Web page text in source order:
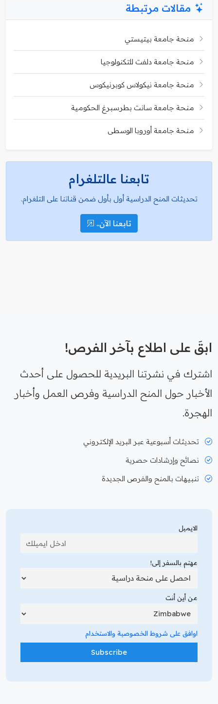
مقالات مرتبطة
منحة جامعة بيتيستي
منحة جامعة دلفت للتكنولوجيا
منحة جامعة نيكولاس كوبرنيكوس
منحة جامعة سانت بطرسبرغ الحكومية
منحة جامعة أوروبا الوسطى
تابعنا عالتلغرام
تحديثات المنح الدراسية أول بأول ضمن قناتنا على التلغرام.
تابعنا الآن..
ابقَ على اطلاع بآخر الفرص!
اشترك في نشرتنا البريدية للحصول على أحدث
الأخبار حول المنح الدراسية وفرص العمل وأخبار
الهجرة.
تحديثات أسبوعية عبر البريد الإلكتروني
نصائح وإرشادات حصرية
تنبيهات بالمنح والفرص الجديدة
الايميل
مهتم بالسفر إلى!
من أين أنت
اوافق على شروط الخصوصية والاستخدام